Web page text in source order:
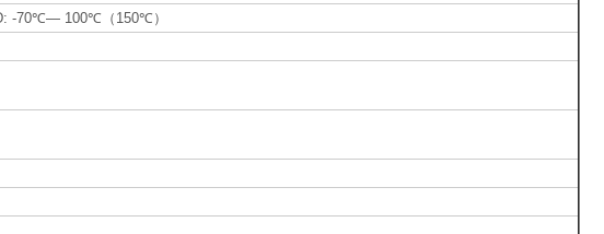
70℃— 100℃（150℃）